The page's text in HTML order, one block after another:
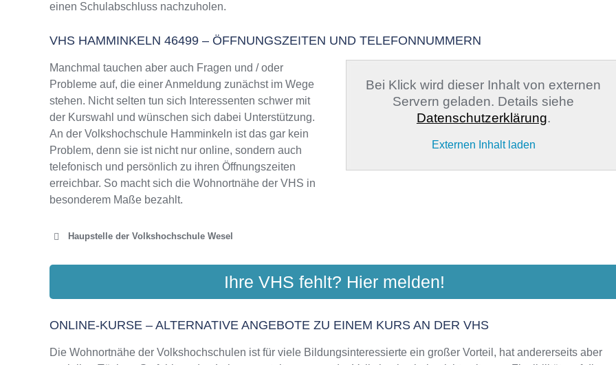
einen Schulabschluss nachzuholen.
VHS HAMMINKELN 46499 – ÖFFNUNGSZEITEN UND TELEFONNUMMERN
Manchmal tauchen aber auch Fragen und / oder
Probleme auf, die einer Anmeldung zunächst im Wege
stehen. Nicht selten tun sich Interessenten schwer mit
der Kurswahl und wünschen sich dabei Unterstützung.
An der Volkshochschule Hamminkeln ist das gar kein
Problem, denn sie ist nicht nur online, sondern auch
telefonisch und persönlich zu ihren Öffnungszeiten
erreichbar. So macht sich die Wohnortnähe der VHS in
besonderem Maße bezahlt.
Bei Klick wird dieser Inhalt von externen
Servern geladen. Details siehe
Datenschutzerklärung.
Externen Inhalt laden
Haupstelle der Volkshochschule Wesel
VHS-ZWECKVERBAND WESEL-HAMMINKELN-SCHERMBECK
Ihre VHS fehlt? Hier melden!
ONLINE-KURSE – ALTERNATIVE ANGEBOTE ZU EINEM KURS AN DER VHS
Die Wohnortnähe der Volkshochschulen ist für viele Bildungsinteressierte ein großer Vorteil, hat andererseits aber